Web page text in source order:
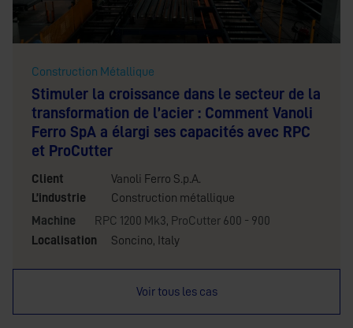
Construction Métallique
Stimuler la croissance dans le secteur de la
transformation de l’acier : Comment Vanoli
Ferro SpA a élargi ses capacités avec RPC
et ProCutter
Client
Vanoli Ferro S.p.A.
L’industrie
Construction métallique
Machine
RPC 1200 Mk3, ProCutter 600 - 900
Localisation
Soncino, Italy
Voir tous les cas